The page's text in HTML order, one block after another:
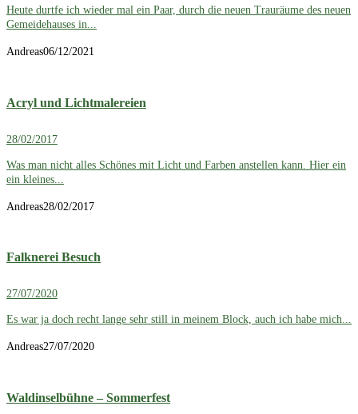
Heute durtfe ich wieder mal ein Paar, durch die neuen Trauräume des neuen
Gemeidehauses in...
Andreas06/12/2021
Acryl und Lichtmalereien
28/02/2017
Was man nicht alles Schönes mit Licht und Farben anstellen kann. Hier ein
ein kleines...
Andreas28/02/2017
Falknerei Besuch
27/07/2020
Es war ja doch recht lange sehr still in meinem Block, auch ich habe mich...
Andreas27/07/2020
Waldinselbühne – Sommerfest